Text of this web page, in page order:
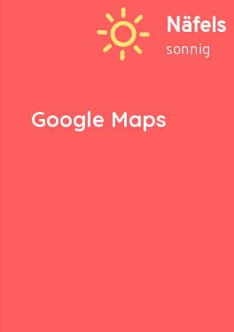
Näfels
sonnig
Google Maps